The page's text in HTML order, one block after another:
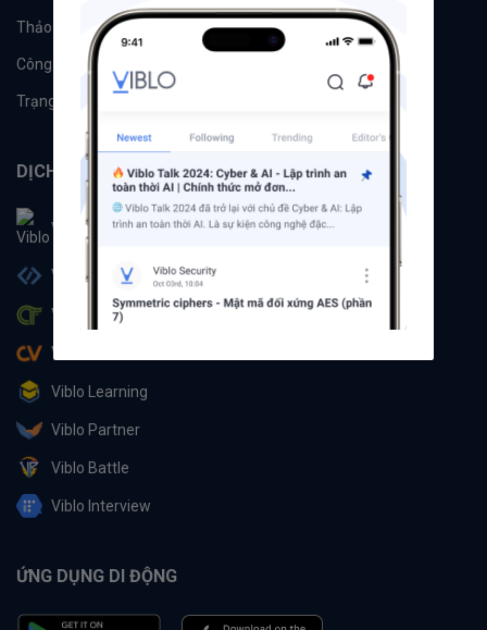
Thảo luận Đề xuất hệ thống
Công cụ
Trạng thái hệ thống
DỊCH VỤ
Viblo
Viblo Code
Viblo CTF
Viblo CV
Viblo Learning
Viblo Partner
Viblo Battle
Viblo Interview
ỨNG DỤNG DI ĐỘNG